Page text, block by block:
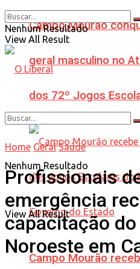
Campo Mourão
geral masculino no
dos 72º Jogos
Campo Mourão
Nenhum Resultado
View All Result
Nenhum Resultado
View All Result
Home Geral Saúde
Profissionais
emergência
capacitação do
Noroeste em